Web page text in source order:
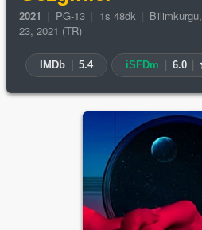
2021 PG-13 1s 48dk Bilimkurgu,
23, 2021 (TR)
IMDb 5.4 iSFDm 6.0